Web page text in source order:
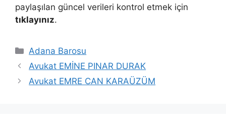
paylaşılan güncel verileri kontrol etmek için
tıklayınız.
Kategoriler
Adana Barosu
Avukat EMİNE PINAR DURAK
Avukat EMRE CAN KARAÜZÜM